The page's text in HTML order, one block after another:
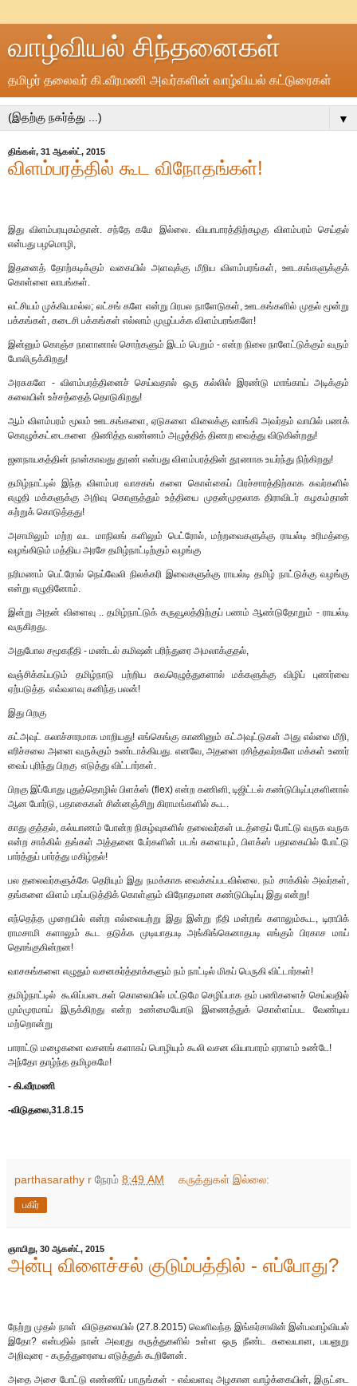
வாழ்வியல் சிந்தனைகள்
தமிழர் தலைவர் கி.வீரமணி அவர்களின் வாழ்வியல் கட்டுரைகள்
▼
திங்கள், 31 ஆகஸ்ட், 2015
விளம்பரத்தில் கூட விநோதங்கள்!
இது விளம்பரயுகம்தான். சந்தே கமே இல்லை. வியாபாரத்திற்கழகு விளம்பரம் செய்தல்
என்பது பழமொழி,
இதனைத் தோற்கடிக்கும் வகையில் அளவுக்கு மீறிய விளம்பரங்கள், ஊடகங்களுக்குக்
கொள்ளை லாபங்கள்.
லட்சியம் முக்கியமல்ல; லட்சங் களே என்று பிரபல நாளேடுகள், ஊடகங்களில் முதல் மூன்று
பக்கங்கள், கடைசி பக்கங்கள் எல்லாம் முழுப்பக்க விளம்பரங்களே!
இன்னும் கொஞ்ச நாளானால் சொற்களும் இடம் பெறும் - என்ற நிலை நாளேட்டுக்கும் வரும்
போலிருக்கிறது!
அரசுகளே - விளம்பரத்தினைச் செய்வதால் ஒரு கல்லில் இரண்டு மாங்காய் அடிக்கும்
கலையின் உச்சத்தைத் தொடுகிறது!
ஆம் விளம்பரம் மூலம் ஊடகங்களை, ஏடுகளை விலைக்கு வாங்கி அவர்தம் வாயில் பணக்
கொழுக்கட்டைகளை திணித்த வண்ணம் அழுத்தித் திணற வைத்து விடுகின்றது!
ஜனநாயகத்தின் நான்காவது தூண் என்பது விளம்பரத்தின் தூணாக உயர்ந்து நிற்கிறது!
தமிழ்நாட்டில் இந்த விளம்பர வாசகங் களை கொள்கைப் பிரச்சாரத்திற்காக சுவர்களில்
எழுதி மக்களுக்கு அறிவு கொளுத்தும் உத்தியை முதன்முதலாக திராவிடர் கழகம்தான்
கற்றுக் கொடுத்தது!
அசாமிலும் மற்ற வட மாநிலங் களிலும் பெட்ரோல், மற்றவைகளுக்கு ராயல்டி உரிமத்தை
வழங்கிடும் மத்திய அரசே தமிழ்நாட்டிற்கும் வழங்கு
நரிமணம் பெட்ரோல் நெய்வேலி நிலக்கரி இவைகளுக்கு ராயல்டி தமிழ் நாட்டுக்கு வழங்கு
என்று எழுதினோம்.
இன்று அதன் விளைவு .. தமிழ்நாட்டுக் கருவூலத்திற்குப் பணம் ஆண்டுதோறும் - ராயல்டி
வருகிறது.
அதுபோல சமூகநீதி - மண்டல் கமிஷன் பரிந்துரை அமலாக்குதல்,
வஞ்சிக்கப்படும் தமிழ்நாடு பற்றிய சுவரெழுத்துகளால் மக்களுக்கு விழிப் புணர்வை
ஏற்படுத்த எவ்வளவு கனிந்த பலன்!
இது பிறகு
கட்அவுட் கலாச்சாரமாக மாறியது! எங்கெங்கு காணினும் கட்அவுட்டுகள் அது எல்லை மீறி,
எரிச்சலை அனை வருக்கும் உண்டாக்கியது. எனவே, அதனை ரசித்தவர்களே மக்கள் உணர்
வைப் புரிந்து பிறகு எடுத்து விட்டார்கள்.
பிறகு இப்போது புதுத்தொழில் பிளக்ஸ் (flex) என்ற கணினி, டிஜிட்டல் கண்டுபிடிப்புகளினால்
ஆன போர்டு, பதாகைகள் சின்னஞ்சிறு கிராமங்களில் கூட.
காது குத்தல், கல்யாணம் போன்ற நிகழ்வுகளில் தலைவர்கள் படத்தைப் போட்டு வருக வருக
என்ற சாக்கில் தங்கள் அத்தனை பேர்களின் படங் களையும், பிளக்ஸ் பதாகையில் போட்டு
பார்த்துப் பார்த்து மகிழ்தல்!
பல தலைவர்களுக்கே தெரியும் இது நமக்காக வைக்கப்படவில்லை. நம் சாக்கில் அவர்கள்,
தங்களை விளம் பரப்படுத்திக் கொள்ளும் விநோதமான கண்டுபிடிப்பு இது என்று!
எந்தெந்த முறையில் என்ற எல்லையற்று இது இன்று நீதி மன்றங் களாலும்கூட, டிராபிக்
ராமசாமி களாலும் கூட தடுக்க முடியாதபடி அங்கிங்கெனாதபடி எங்கும் பிரகாச மாய்
தொங்குகின்றன!
வாசகங்களை எழுதும் வசனகர்த்தாக்களும் நம் நாட்டில் மிகப் பெருகி விட்டார்கள்!
தமிழ்நாட்டில் கூலிப்படைகள் கொலையில் மட்டுமே செழிப்பாக தம் பணிகளைச் செய்வதில்
மும்முரமாய் இருக்கிறது என்ற உண்மையோடு இணைத்துக் கொள்ளப்பட வேண்டிய
மற்றொன்று
பாராட்டு மழைகளை வசனங் களாகப் பொழியும் கூலி வசன வியாபாரம் ஏராளம் உண்டே!
அந்தோ தாழ்ந்த தமிழகமே!
- கி.வீரமணி
-விடுதலை,31.8.15
parthasarathy r நேரம் 8:49 AM கருத்துகள் இல்லை:
பகிர்
ஞாயிறு, 30 ஆகஸ்ட், 2015
அன்பு விளைச்சல் குடும்பத்தில் - எப்போது?
நேற்று முதல் நாள் விடுதலையில் (27.8.2015) வெளிவந்த இங்கர்சாலின் இன்பவாழ்வியல்
இதோ? என்பதில் நான் அவரது கருத்துகளில் உள்ள ஒரு நீண்ட சுவையான, பயனுறு
அறிவுரை - கருத்துரையை எடுத்துக் கூறினேன்.
அதை அசை போட்டு எண்ணிப் பாருங்கள் - எவ்வளவு அழகான வாழ்க்கையின், இருட்டை